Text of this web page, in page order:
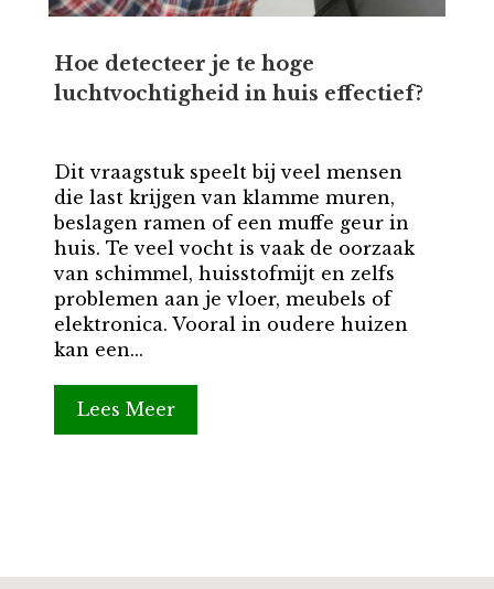
Hoe detecteer je te hoge
luchtvochtigheid in huis effectief?
Dit vraagstuk speelt bij veel mensen
die last krijgen van klamme muren,
beslagen ramen of een muffe geur in
huis. Te veel vocht is vaak de oorzaak
van schimmel, huisstofmijt en zelfs
problemen aan je vloer, meubels of
elektronica. Vooral in oudere huizen
kan een...
Lees Meer